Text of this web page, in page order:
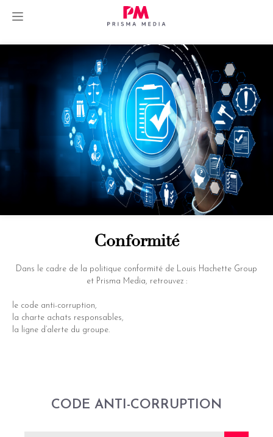
Conformité
Dans le cadre de la politique conformité de Louis Hachette Group
et Prisma Media, retrouvez :
le code anti-corruption,
la charte achats responsables,
la ligne d’alerte du groupe.
CODE ANTI-CORRUPTION